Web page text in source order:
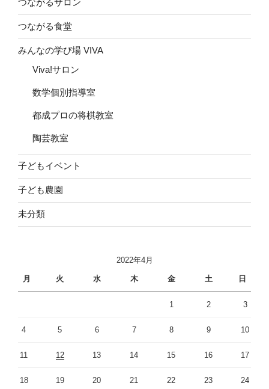
つながるサロン
つながる食堂
みんなの学び場 VIVA
Viva!サロン
数学個別指導室
都成プロの将棋教室
陶芸教室
子どもイベント
子ども農園
未分類
2022年4月
月 火 水 木 金 土 日
1 2 3
4 5 6 7 8 9 10
11 12 13 14 15 16 17
18 19 20 21 22 23 24